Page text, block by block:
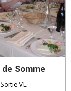
de Somme
Sortie VL